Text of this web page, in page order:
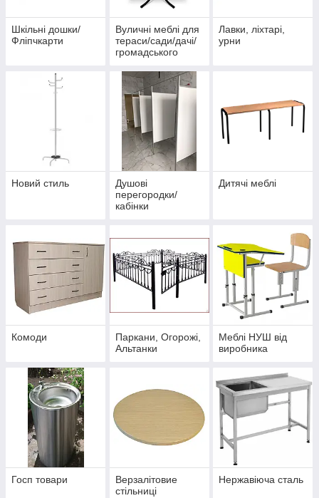
Шкільні дошки/
Фліпчкарти
Вуличні меблі для
тераси/сади/дачі/
громадського
Лавки, ліхтарі,
урни
Новий стиль
Душові
перегородки/
кабінки
Дитячі меблі
Комоди
Паркани, Огорожі,
Альтанки
Меблі НУШ від
виробника
Госп товари
Верзалітовие
стільниці
Нержавіюча сталь